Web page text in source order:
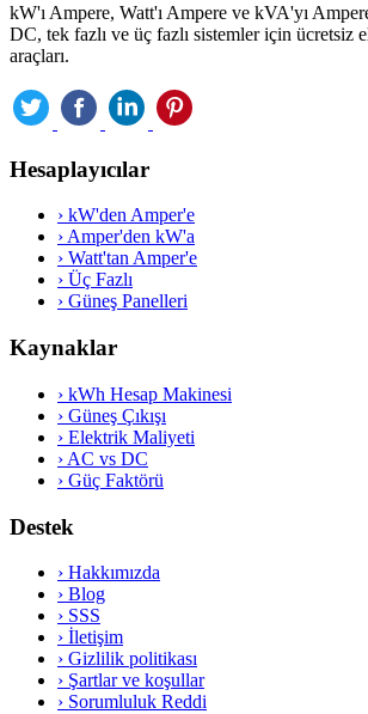
kW'ı Ampere, Watt'ı Ampere ve kVA'yı
DC, tek fazlı ve üç fazlı sistemler için ücretsiz
araçları.
Hesaplayıcılar
› kW'den Amper'e
›Amper'den kW'a
› Watt'tan Amper'e
› Üç Fazlı
› Güneş Panelleri
Kaynaklar
› kWh Hesap Makinesi
› Güneş Çıkışı
› Elektrik Maliyeti
› AC vs DC
› Güç Faktörü
Destek
› Hakkımızda
› Blog
› SSS
› İletişim
› Gizlilik politikası
› Şartlar ve koşullar
› Sorumluluk Reddi